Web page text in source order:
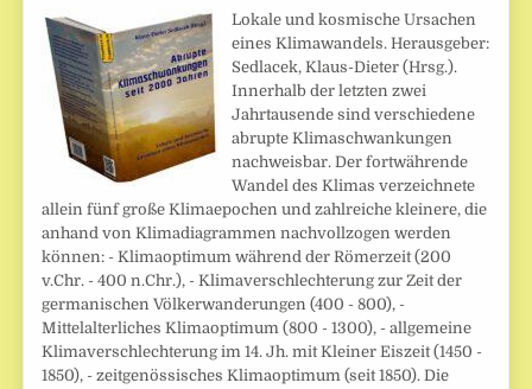
Lokale und kosmische Ursachen
eines Klimawandels. Herausgeber:
Sedlacek, Klaus-Dieter (Hrsg.).
Innerhalb der letzten zwei
Jahrtausende sind verschiedene
abrupte Klimaschwankungen
nachweisbar. Der fortwährende
Wandel des Klimas verzeichnete
allein fünf große Klimaepochen und zahlreiche kleinere, die
anhand von Klimadiagrammen nachvollzogen werden
können: - Klimaoptimum während der Römerzeit (200
v.Chr. - 400 n.Chr.), - Klimaverschlechterung zur Zeit der
germanischen Völkerwanderungen (400 - 800), -
Mittelalterliches Klimaoptimum (800 - 1300), - allgemeine
Klimaverschlechterung im 14. Jh. mit Kleiner Eiszeit (1450 -
1850), - zeitgenössisches Klimaoptimum (seit 1850). Die